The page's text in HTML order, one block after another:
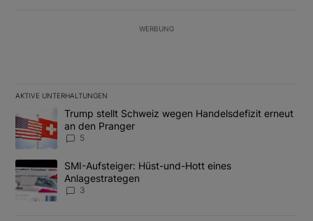
WERBUNG
AKTIVE UNTERHALTUNGEN
Ein Trendartikel mit dem Titel "Trump stellt Schweiz wegen
Trump stellt Schweiz wegen Handelsdefizit erneut
an den Pranger
5
Ein Trendartikel mit dem Titel "SMI-Aufsteiger: Hüst-und-Hott
SMI-Aufsteiger: Hüst-und-Hott eines
Anlagestrategen
3